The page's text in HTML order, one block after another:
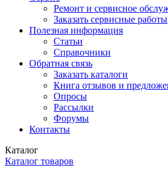
Ремонт и сервисное
Заказать сервисные работы
Полезная информация
Статьи
Справочники
Обратная связь
Заказать каталоги
Книга отзывов и
Опросы
Рассылки
Форумы
Контакты
Каталог
Каталог товаров